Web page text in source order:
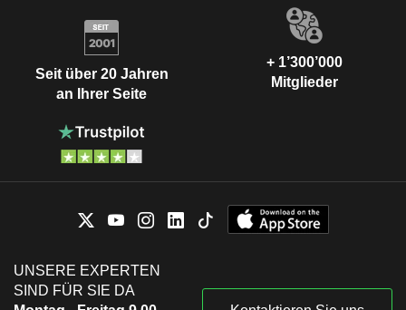
Seit über 20 Jahren
an Ihrer Seite
+ 1’300’000
Mitglieder
UNSERE EXPERTEN
SIND FÜR SIE DA